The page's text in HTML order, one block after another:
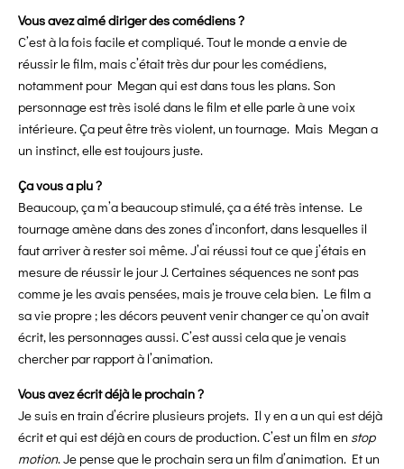
Vous avez aimé diriger des comédiens ?
C’est à la fois facile et compliqué. Tout le monde a envie de
réussir le film, mais c’était très dur pour les comédiens,
notamment pour Megan qui est dans tous les plans. Son
personnage est très isolé dans le film et elle parle à une voix
intérieure. Ça peut être très violent, un tournage. Mais Megan a
un instinct, elle est toujours juste.
Ça vous a plu ?
Beaucoup, ça m’a beaucoup stimulé, ça a été très intense. Le
tournage amène dans des zones d’inconfort, dans lesquelles il
faut arriver à rester soi même. J’ai réussi tout ce que j’étais en
mesure de réussir le jour J. Certaines séquences ne sont pas
comme je les avais pensées, mais je trouve cela bien. Le film a
sa vie propre ; les décors peuvent venir changer ce qu’on avait
écrit, les personnages aussi. C’est aussi cela que je venais
chercher par rapport à l’animation.
Vous avez écrit déjà le prochain ?
Je suis en train d’écrire plusieurs projets. Il y en a un qui est déjà
écrit et qui est déjà en cours de production. C’est un film en stop
motion. Je pense que le prochain sera un film d’animation. Et un